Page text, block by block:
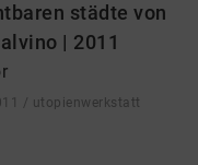
städte von
| 2011
/ utopienwerkstatt